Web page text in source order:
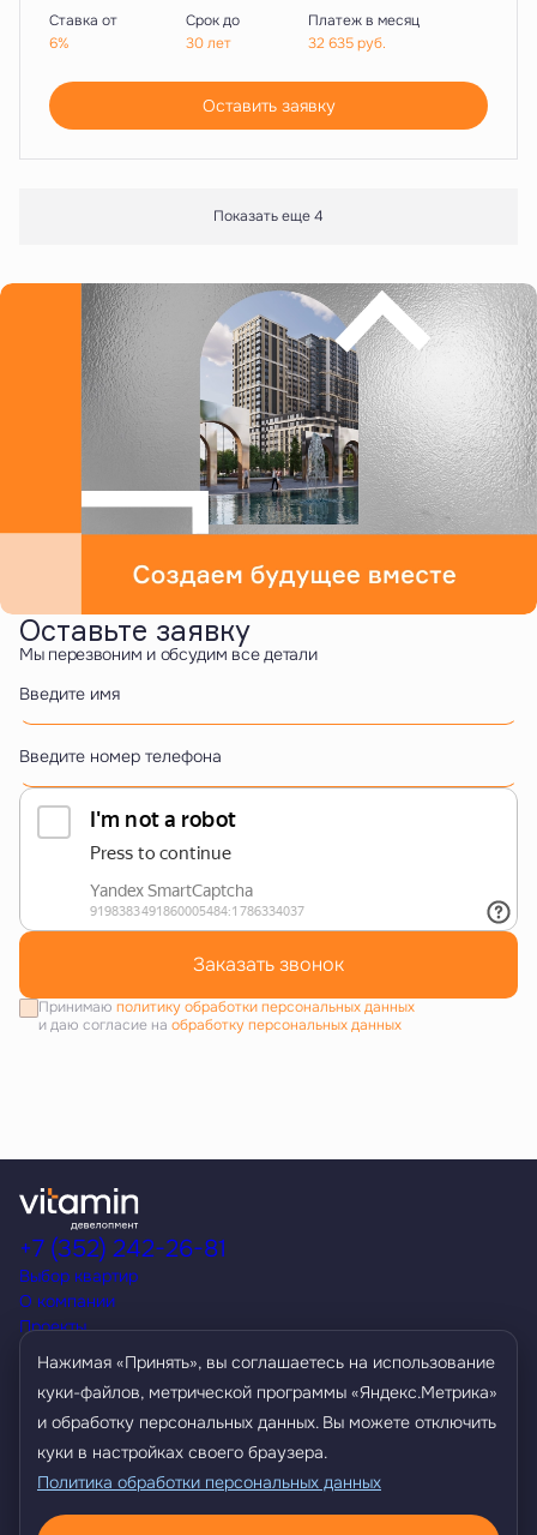
Ставка от
6%
Срок до
30 лет
Платеж в месяц
32 635руб.
Оставить заявку
Показать еще 4
Оставьте заявку
Мы перезвоним и обсудим все детали
Введите имя
Введите номер телефона
Заказать звонок
Принимаю политику обработки персональных данных
и даю согласие на обработку персональных данных
Выбор квартир
О компании
Проекты
Акции
Способы покупки
Условия кредитования
Контакты
Агентам
+7 (352) 242-26-81
Нажимая «Принять», вы соглашаетесь на использование
куки-файлов, метрической программы «Яндекс.Метрика»
и обработку персональных данных. Вы можете отключить
куки в настройках своего браузера.
Политика обработки персональных данных